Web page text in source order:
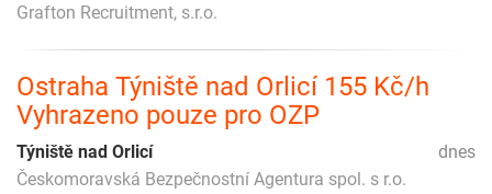
Grafton Recruitment, s.r.o.
Ostraha Týniště nad Orlicí 155 Kč/h
Vyhrazeno pouze pro OZP
dnes
Týniště nad Orlicí
Českomoravská Bezpečnostní Agentura spol. s r.o.